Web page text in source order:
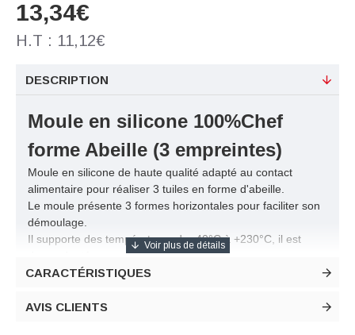
13,34€
H.T : 11,12€
DESCRIPTION
Moule en silicone 100%Chef
forme Abeille (3 empreintes)
Moule en silicone de haute qualité adapté au contact
alimentaire pour réaliser 3 tuiles en forme d'abeille.
Le moule présente 3 formes horizontales pour faciliter son
démoulage.
Il supporte des températures de -40°C à +230°C, il est
donc adapté aux congélateurs.
Convient pour : four, micro-ondes, congélateur et lave-
Cette tuile vous permet de laisser libre cours à votre
CARACTÉRISTIQUES
AVIS CLIENTS